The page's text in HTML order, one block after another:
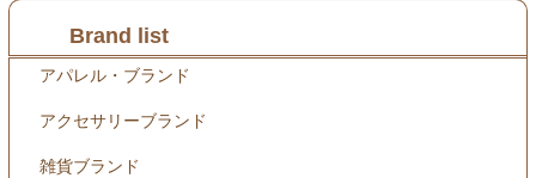
Brand list
アパレル・ブランド
アクセサリーブランド
雑貨ブランド